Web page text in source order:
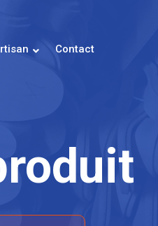
Contact